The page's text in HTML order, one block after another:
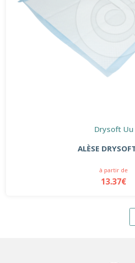
Drysoft Uu
ALÈSE
à partir de
13.37€